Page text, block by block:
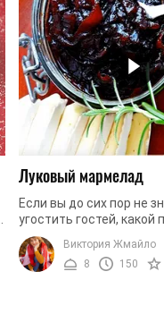
Луковый мармелад
Если вы до сих пор не
угостить гостей, какой
соус к мясу и другим
рецепт вам точно
Виктория Жмайло
8
150